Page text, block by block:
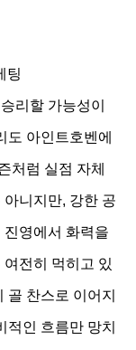
팅
리할 가능성이
도 아인트호벤에
처럼 실점 자체
니지만, 강한 공
영에서 화력을
전히 먹히고 있
골 찬스로 이어지
적인 흐름만 망치